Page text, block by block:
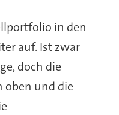
in den
auf. Ist zwar
doch die
oben und die